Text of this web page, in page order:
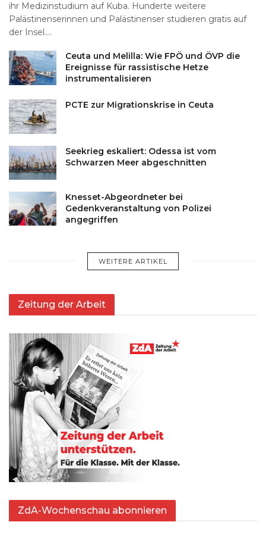
ihr Medizinstudium auf Kuba. Hunderte weitere
Palästinenserinnen und Palästinenser studieren gratis auf
der Insel....
Ceuta und Melilla: Wie FPÖ und ÖVP die
Ereignisse für rassistische Hetze
instrumentalisieren
PCTE zur Migrationskrise in Ceuta
Seekrieg eskaliert: Odessa ist vom
Schwarzen Meer abgeschnitten
Knesset-Abgeordneter bei
Gedenkveranstaltung von Polizei
angegriffen
WEITERE ARTIKEL
Zeitung der Arbeit
ZdA-Wochenschau abonnieren